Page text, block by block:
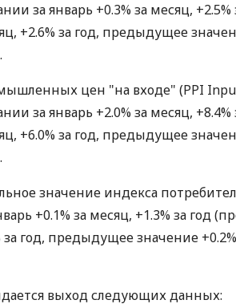
за январь +0.3% за месяц, +2.5%
+2.6% за год, предыдущее
цен "на входе" (PPI
за январь +2.0% за месяц, +8.4%
+6.0% за год, предыдущее
значение индекса
+0.1% за месяц, +1.3% за год
за год, предыдущее значение
выход следующих данных: